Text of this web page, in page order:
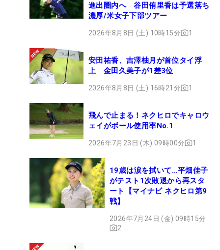
進出圏内へ 谷田侑里香は予選落ち
濃厚/米女子下部ツアー
2026年8月8日 (土) 10時15分 1
安田祐香、吉澤柚月が首位タイ浮
上 金田久美子が1差3位
2026年8月8日 (土) 16時21分 1
飛んで止まる！ネクヒロでキャロウ
ェイがボール使用率No.1
2026年7月23日 (木) 09時00分 1
19歳は涙を拭いて…平畑佳子
がテスト1次敗退から再スタ
ート【マイナビ ネクヒロ第9
戦】
2026年7月24日 (金) 09時15分
2